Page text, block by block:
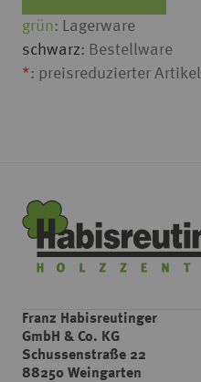
grün: Lagerware
schwarz: Bestellware
*: preisreduzierter Artikel
Franz Habisreutinger
GmbH & Co. KG
Schussenstraße 22
88250 Weingarten